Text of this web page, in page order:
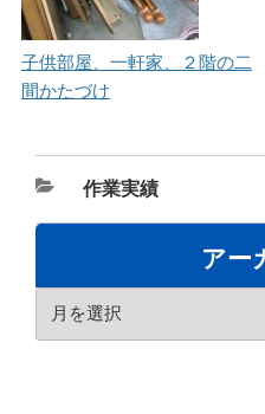
子供部屋、一軒家、２階の二
間かたづけ
カ
テ
ー
作業実績
アー